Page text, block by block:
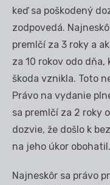
keď sa poškodený
zodpovedá.
premlčí za 3 roky a
za 10 rokov odo
škoda vznikla. Toto
Právo na vydanie
sa premlčí za 2 roky
dozvie, že došlo k
na jeho úkor obohatil.
Najneskôr sa právo